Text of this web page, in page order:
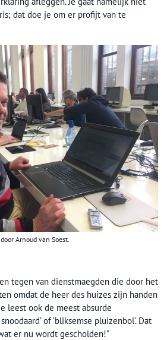
dat doe je om er profijt van te
Arnoud van Soest.
tegen van dienstmaegden die door het
omdat de heer des huizes zijn handen
leest ook de meest absurde
of ‘bliksemse pluizenbol’. Dat
er nu wordt gescholden!”